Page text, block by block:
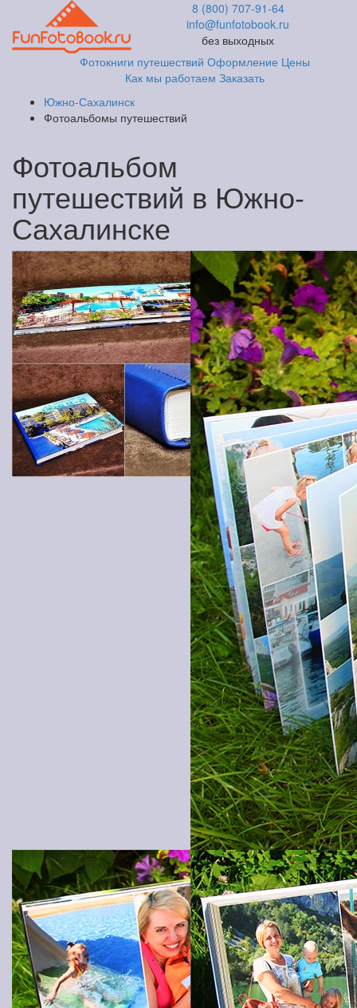
8 (800) 707-91-64
info@funfotobook.ru
без выходных
Фотокниги путешествий Оформление Цены
Как мы работаем Заказать
Южно-Сахалинск
Фотоальбомы путешествий
Фотоальбом
путешествий в Южно-
Сахалинске